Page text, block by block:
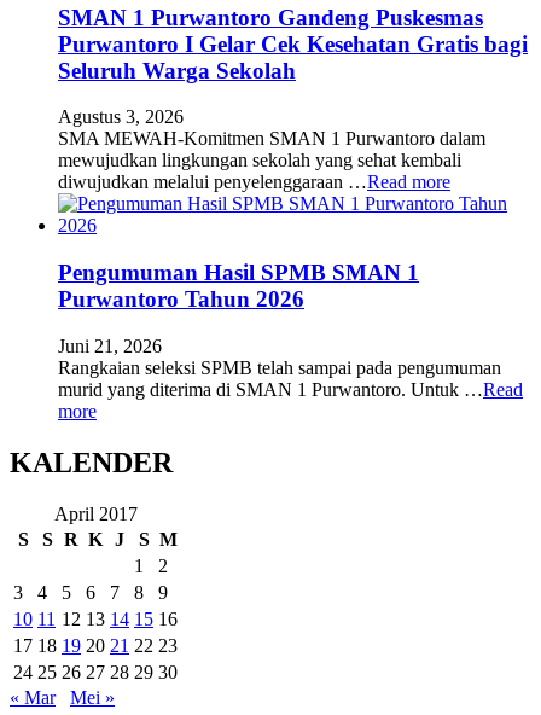
SMAN 1 Purwantoro Gandeng Puskesmas
Purwantoro I Gelar Cek Kesehatan Gratis bagi
Seluruh Warga Sekolah
Agustus 3, 2026
SMA MEWAH-Komitmen SMAN 1 Purwantoro dalam
mewujudkan lingkungan sekolah yang sehat kembali
diwujudkan melalui penyelenggaraan …Read more
Pengumuman Hasil SPMB SMAN 1
Purwantoro Tahun 2026
Juni 21, 2026
Rangkaian seleksi SPMB telah sampai pada pengumuman
murid yang diterima di SMAN 1 Purwantoro. Untuk …Read
more
KALENDER
April 2017
S
S R K J S M
1
2
3
4 5 6 7 8
9
10 11 12 13 14 15 16
17 18 19 20 21 22 23
24 25 26 27 28 29 30
« Mar
Mei »